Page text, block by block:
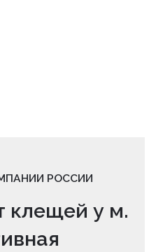
РОССИИ
клещей у м.